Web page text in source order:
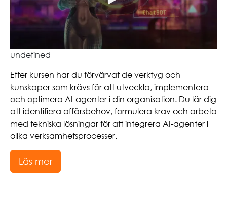
undefined
Efter kursen har du förvärvat de verktyg och
kunskaper som krävs för att utveckla, implementera
och optimera AI-agenter i din organisation. Du lär dig
att identifiera affärsbehov, formulera krav och arbeta
med tekniska lösningar för att integrera AI-agenter i
olika verksamhetsprocesser.
Läs mer